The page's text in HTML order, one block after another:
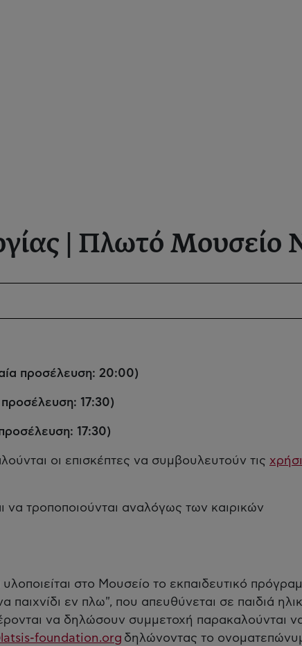
| Πλωτό Μουσείο
προσέλευση: 20:00)
17:30)
17:30)
οι επισκέπτες να συμβουλευτούν τις
να τροποποιούνται αναλόγως των καιρικών
στο Μουσείο το εκπαιδευτικό
παιχνίδι εν πλω", που απευθύνεται σε παιδιά
να δηλώσουν συμμετοχή παρακαλούνται
foundation.org δηλώνοντας το